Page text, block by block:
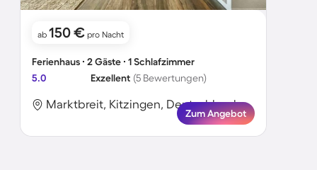
ab 150 € pro Nacht
Ferienhaus ∙ 2 Gäste ∙ 1 Schlafzimmer
5.0
Exzellent (5 Bewertungen)
Marktbreit, Kitzingen, Deutschland
Zum Angebot